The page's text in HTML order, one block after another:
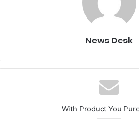
News Desk
With Product You